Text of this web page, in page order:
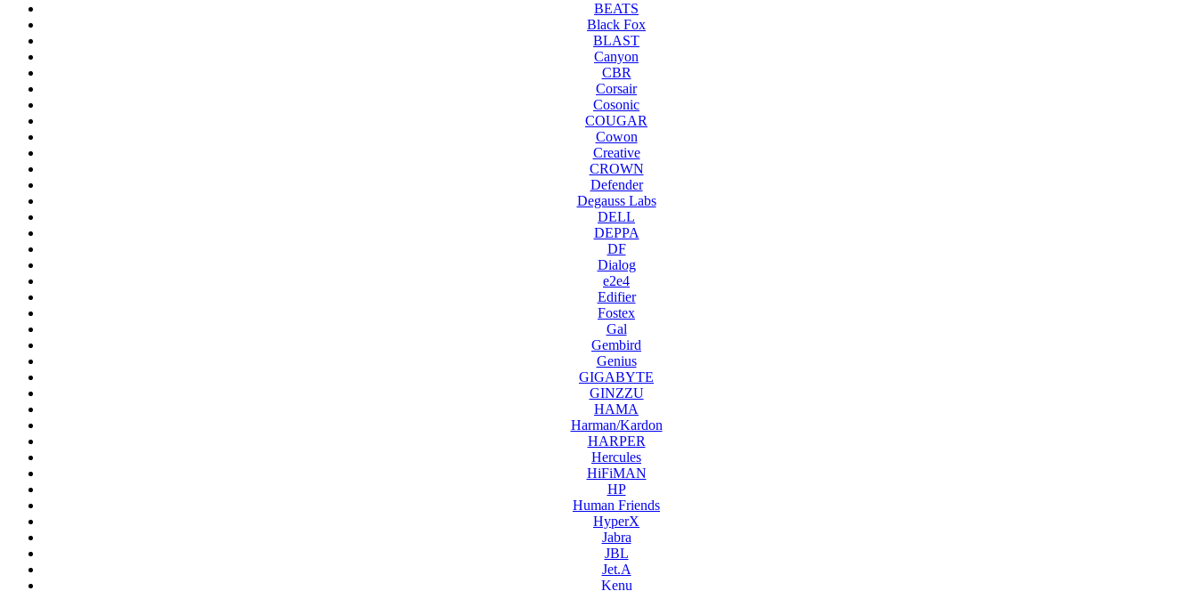
BEATS
Black Fox
BLAST
Canyon
CBR
Corsair
Cosonic
COUGAR
Cowon
Creative
CROWN
Defender
Degauss Labs
DELL
DEPPA
DF
Dialog
e2e4
Edifier
Fostex
Gal
Gembird
Genius
GIGABYTE
GINZZU
HAMA
Harman/Kardon
HARPER
Hercules
HiFiMAN
HP
Human Friends
HyperX
Jabra
JBL
Jet.A
Kenu